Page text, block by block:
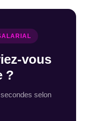
vous
?
selon